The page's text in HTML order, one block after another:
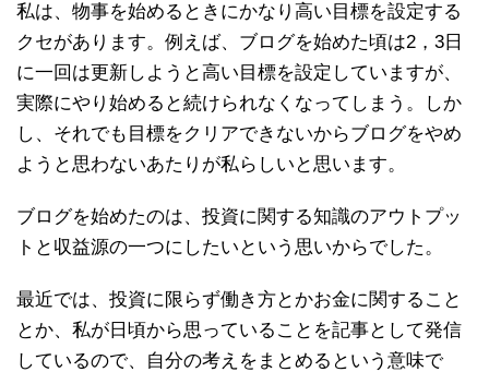
私は、物事を始めるときにかなり高い目標を設定する
クセがあります。例えば、ブログを始めた頃は2，3日
に一回は更新しようと高い目標を設定していますが、
実際にやり始めると続けられなくなってしまう。しか
し、それでも目標をクリアできないからブログをやめ
ようと思わないあたりが私らしいと思います。
ブログを始めたのは、投資に関する知識のアウトプッ
トと収益源の一つにしたいという思いからでした。
最近では、投資に限らず働き方とかお金に関すること
とか、私が日頃から思っていることを記事として発信
しているので、自分の考えをまとめるという意味で